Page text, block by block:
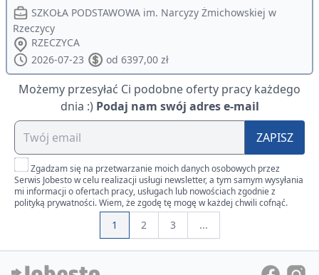
SZKOŁA PODSTAWOWA im. Narcyzy Żmichowskiej w
Rzeczycy
RZECZYCA
2026-07-23
od 6397,00 zł
Możemy przesyłać Ci podobne oferty pracy każdego
dnia :) Podaj nam swój adres e-mail
ZAPISZ
Zgadzam się na przetwarzanie moich danych osobowych przez
Serwis Jobesto w celu realizacji usługi newsletter, a tym samym wysyłania
mi informacji o ofertach pracy, usługach lub nowościach zgodnie z
polityką prywatności. Wiem, że zgodę tę mogę w każdej chwili cofnąć.
1 2 3 ...